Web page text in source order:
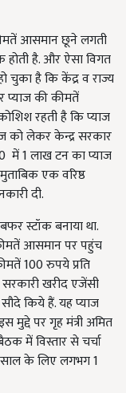
आसमान छूने लगती
है. और ऐसा विगत
चुका है कि केंद्र व राज्य
प्याज की कीमतें
रहती है कि प्याज
को लेकर केन्द्र सरकार
में 1 लाख टन का प्याज
एक वरिष्ठ
दी.
स्टॉक बनाया था.
आसमान पर पहुंच
100 रुपये प्रति
खरीद एजेंसी
किये हैं. यह प्याज
मुद्दे पर गृह मंत्री अमित
में विस्तार से चर्चा
के लिए लगभग 1